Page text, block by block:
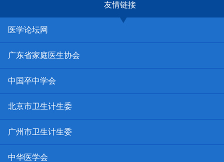
友情链接
医学论坛网
广东省家庭医生协会
中国卒中学会
北京市卫生计生委
广州市卫生计生委
中华医学会